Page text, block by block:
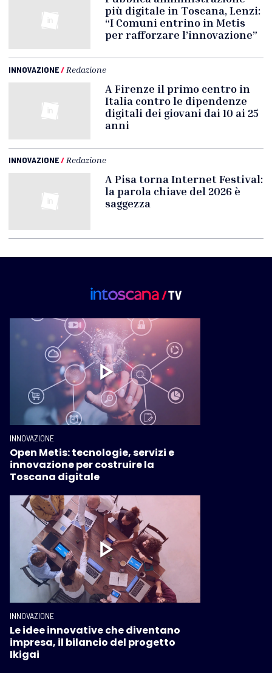
più digitale in Toscana, Lenzi:
“I Comuni entrino in Metis
per rafforzare l’innovazione”
INNOVAZIONE/ Redazione
A Firenze il primo centro in
Italia contro le dipendenze
digitali dei giovani dai 10 ai 25
anni
INNOVAZIONE/ Redazione
A Pisa torna Internet Festival:
la parola chiave del 2026 è
saggezza
INNOVAZIONE
Open Metis: tecnologie, servizi e
innovazione per costruire la
Toscana digitale
INNOVAZIONE
Le idee innovative che diventano
impresa, il bilancio del progetto
Ikigai